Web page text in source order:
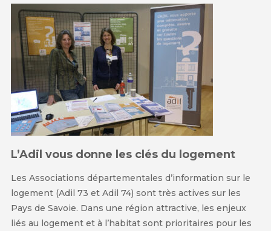
L’Adil vous donne les clés du logement
Les Associations départementales d’information sur le
logement (Adil 73 et Adil 74) sont très actives sur les
Pays de Savoie. Dans une région attractive, les enjeux
liés au logement et à l’habitat sont prioritaires pour les